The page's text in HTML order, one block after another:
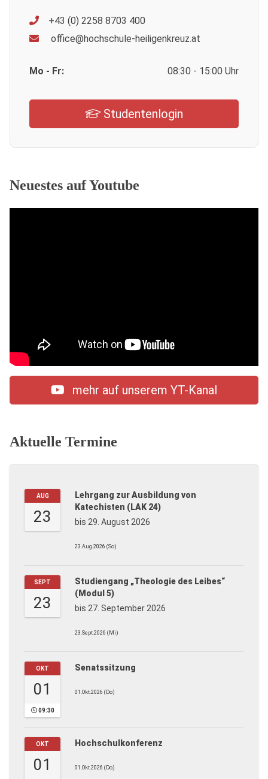
+43 (0) 2258 8703 400
office@hochschule-heiligenkreuz.at
Mo - Fr: 08:30 - 15:00 Uhr
Studentenlogin
Neuestes auf Youtube
mehr auf unserem YT-Kanal
Aktuelle Termine
AUG
23
Lehrgang zur Ausbildung von
Katechisten (LAK 24)
bis 29. August 2026
23.Aug.2026 (So)
SEPT
23
Studiengang „Theologie des Leibes“
(Modul 5)
bis 27. September 2026
23.Sept.2026 (Mi)
OKT
01
09:30
Senatssitzung
01.Okt.2026 (Do)
OKT
01
Hochschulkonferenz
01.Okt.2026 (Do)